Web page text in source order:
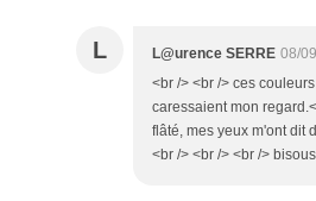
L L@urence SERRE 08/
<br /> <br /> ces
caressaient mon
flâté, mes yeux m'ont dit
<br /> <br /> <br />